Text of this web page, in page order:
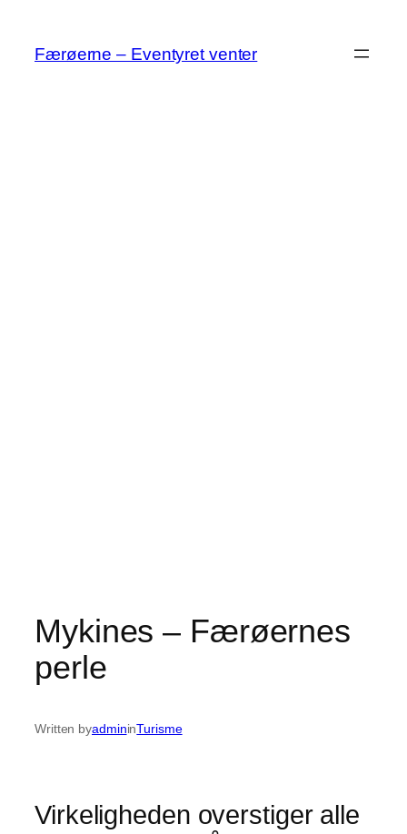
indhold
Færøerne – Eventyret venter
Mykines – Færøernes
perle
Written byadmininTurisme
Virkeligheden overstiger alle